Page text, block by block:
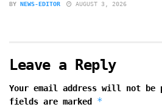
BY NEWS-EDITOR AUGUST 3, 2026
Leave a Reply
Your email address will not be
fields are marked *